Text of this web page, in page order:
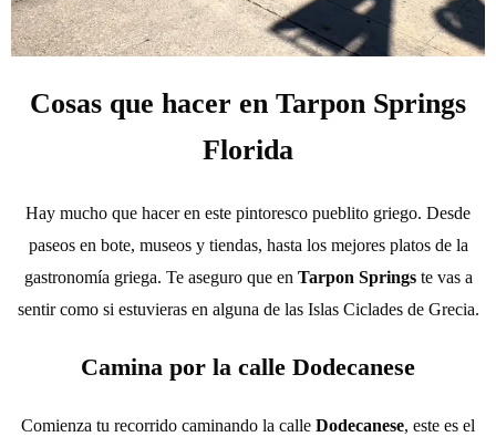
Cosas que hacer en Tarpon Springs
Florida
Hay mucho que hacer en este pintoresco pueblito griego. Desde
paseos en bote, museos y tiendas, hasta los mejores platos de la
gastronomía griega. Te aseguro que enTarpon Springste vas a
sentir como si estuvieras en alguna de las Islas Ciclades de Grecia.
Camina por la calle Dodecanese
Comienza tu recorrido caminando la calle Dodecanese, este es el